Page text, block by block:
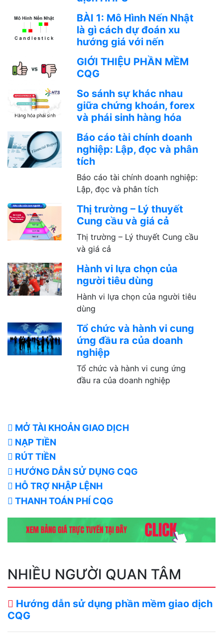
BÀI 1: Mô Hình Nến Nhật
là gì cách dự đoán xu
hướng giá với nến
GIỚI THIỆU PHẦN MỀM
CQG
So sánh sự khác nhau
giữa chứng khoán, forex
và phái sinh hàng hóa
Báo cáo tài chính doanh
nghiệp: Lập, đọc và phân
tích
Báo cáo tài chính doanh nghiệp:
Lập, đọc và phân tích
Thị trường – Lý thuyết
Cung cầu và giá cả
Thị trường – Lý thuyết Cung cầu
và giá cả
Hành vi lựa chọn của
người tiêu dùng
Hành vi lựa chọn của người tiêu
dùng
Tổ chức và hành vi cung
ứng đầu ra của doanh
nghiệp
Tổ chức và hành vi cung ứng
đầu ra của doanh nghiệp
MỞ TÀI KHOẢN GIAO DỊCH
NẠP TIỀN
RÚT TIỀN
HƯỚNG DẪN SỬ DỤNG CQG
HỖ TRỢ NHẬP LỆNH
THANH TOÁN PHÍ CQG
NHIỀU NGƯỜI QUAN TÂM
Hướng dẫn sử dụng phần mềm giao dịch
CQG